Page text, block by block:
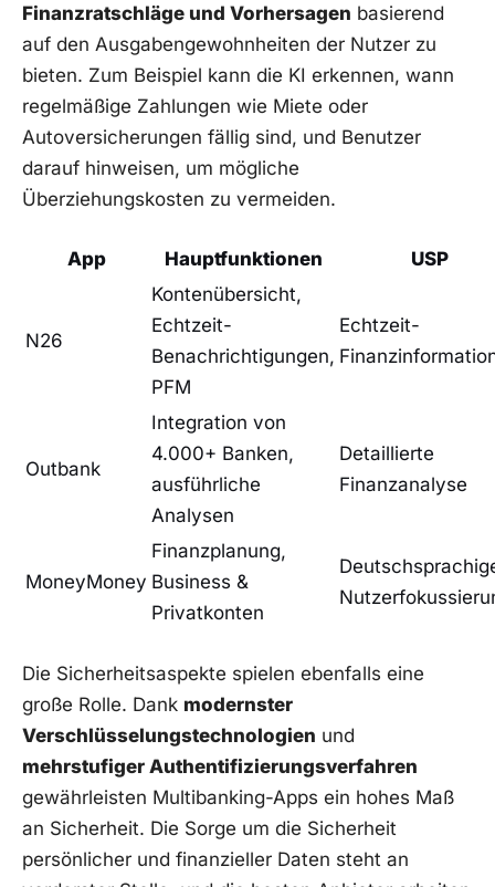
Finanzratschläge und Vorhersagen basierend
auf den Ausgabengewohnheiten der Nutzer zu
bieten. Zum Beispiel kann die KI erkennen, wann
regelmäßige Zahlungen wie Miete oder
Autoversicherungen fällig sind, und Benutzer
darauf hinweisen, um mögliche
Überziehungskosten zu vermeiden.
App Hauptfunktionen USP
N26
Kontenübersicht,
Echtzeit-
Benachrichtigungen,
PFM
Echtzeit-
Outbank
Integration von
4.000+ Banken,
ausführliche
Analysen
Detaillierte
Finanzanalyse
MoneyMoney
Finanzplanung,
Business &
Privatkonten
Die Sicherheitsaspekte spielen ebenfalls eine
große Rolle. Dank modernster
Verschlüsselungstechnologien und
mehrstufiger Authentifizierungsverfahren
gewährleisten Multibanking-Apps ein hohes Maß
an Sicherheit. Die Sorge um die Sicherheit
persönlicher und finanzieller Daten steht an